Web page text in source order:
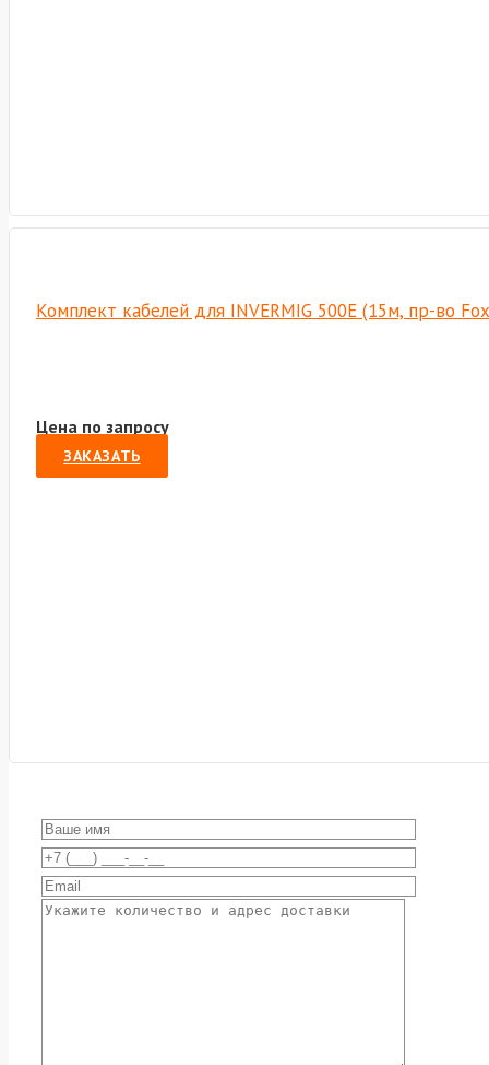
Комплект кабелей для INVERMIG 500E (15м, пр-во
Цена по запросу
ЗАКАЗАТЬ